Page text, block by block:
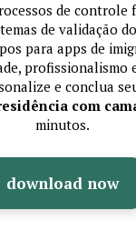
de
de validação
para apps de
profissionalismo
e conclua
com
minutos.
download now